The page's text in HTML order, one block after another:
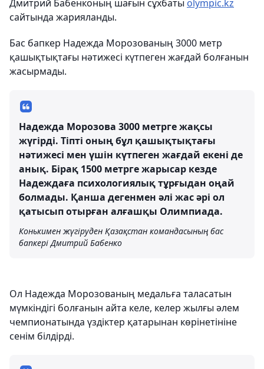
Дмитрий Бабенконың шағын сұхбаты olympic.kz
сайтында жарияланды.
Бас бапкер Надежда Морозованың 3000 метр
қашықтықтағы нәтижесі күтпеген жағдай болғанын
жасырмады.
Надежда Морозова 3000 метрге жақсы
жүгірді. Тіпті оның бұл қашықтықтағы
нәтижесі мен үшін күтпеген жағдай екені де
анық. Бірақ 1500 метрге жарысар кезде
Надеждаға психологиялық тұрғыдан оңай
болмады. Қанша дегенмен әлі жас әрі ол
қатысып отырған алғашқы Олимпиада.
Конькимен жүгіруден Қазақстан командасының бас
бапкері Дмитрий Бабенко
Ол Надежда Морозованың медальға таласатын
мүмкіндігі болғанын айта келе, келер жылғы әлем
чемпионатында үздіктер қатарынан көрінетініне
сенім білдірді.